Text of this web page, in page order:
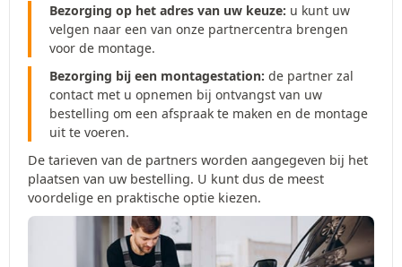
Bezorging op het adres van uw keuze: u kunt uw
velgen naar een van onze partnercentra brengen
voor de montage.
Bezorging bij een montagestation: de partner zal
contact met u opnemen bij ontvangst van uw
bestelling om een afspraak te maken en de montage
uit te voeren.
De tarieven van de partners worden aangegeven bij het
plaatsen van uw bestelling. U kunt dus de meest
voordelige en praktische optie kiezen.